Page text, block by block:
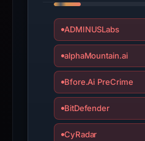
ADMINUSLabs
alphaMountain.ai
Bfore.Ai PreCrime
BitDefender
CyRadar